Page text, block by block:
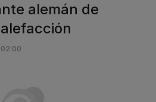
alemán de